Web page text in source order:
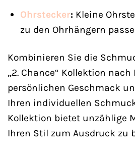
Ohrstecker:Kleine
zu den Ohrhängern
Kombinieren Sie die
„2. Chance“ Kollektion nach
persönlichen Geschmack
Ihren individuellen
Kollektion bietet unzählige
Ihren Stil zum Ausdruck zu